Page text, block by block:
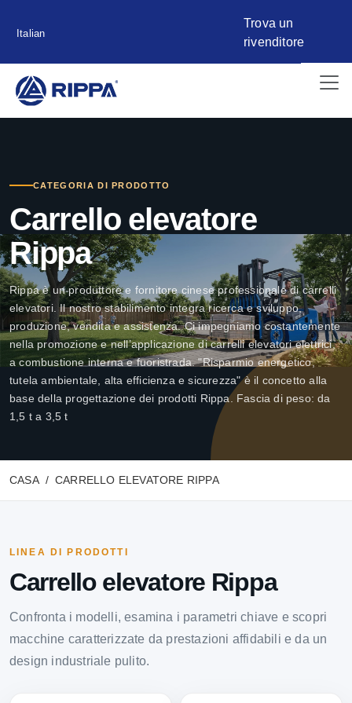
Italian
Trova un
rivenditore
CATEGORIA DI PRODOTTO
Carrello elevatore
Rippa
Rippa è un produttore e fornitore cinese professionale di carrelli
elevatori. Il nostro stabilimento integra ricerca e sviluppo,
produzione, vendita e assistenza. Ci impegniamo costantemente
nella promozione e nell’applicazione di carrelli elevatori elettrici,
a combustione interna e fuoristrada. "Risparmio energetico,
tutela ambientale, alta efficienza e sicurezza" è il concetto alla
base della progettazione dei prodotti Rippa. Fascia di peso: da
1,5 t a 3,5 t
CASA CARRELLO ELEVATORE RIPPA
LINEA DI PRODOTTI
Carrello elevatore Rippa
Confronta i modelli, esamina i parametri chiave e scopri
macchine caratterizzate da prestazioni affidabili e da un
design industriale pulito.